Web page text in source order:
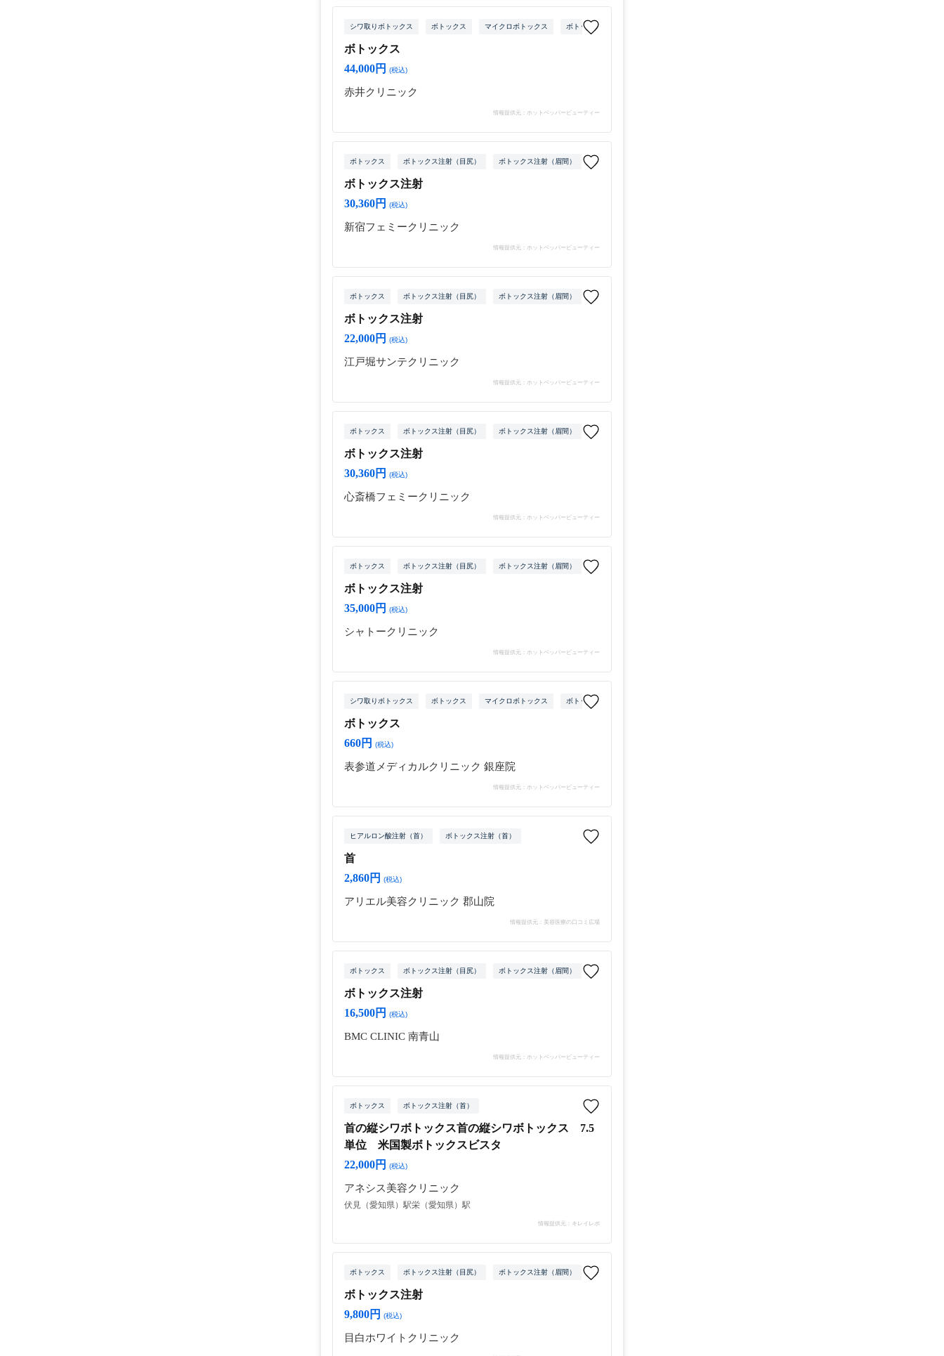
シワ取りボトックス ボトックス マイクロボトックス ボトックス注射（目尻）
ボトックス
44,000円
(税込)
赤井クリニック
情報提供元：ホットペッパービューティー
ボトックス ボトックス注射（目尻） ボトックス注射（眉間） ボトックス注射（目の下）
ボトックス注射
30,360円
(税込)
新宿フェミークリニック
情報提供元：ホットペッパービューティー
ボトックス ボトックス注射（目尻） ボトックス注射（眉間） ボトックス注射（目の下）
ボトックス注射
22,000円
(税込)
江戸堀サンテクリニック
情報提供元：ホットペッパービューティー
ボトックス ボトックス注射（目尻） ボトックス注射（眉間） ボトックス注射（目の下）
ボトックス注射
30,360円
(税込)
心斎橋フェミークリニック
情報提供元：ホットペッパービューティー
ボトックス ボトックス注射（目尻） ボトックス注射（眉間） ボトックス注射（目の下）
ボトックス注射
35,000円
(税込)
シャトークリニック
情報提供元：ホットペッパービューティー
シワ取りボトックス ボトックス マイクロボトックス ボトックス注射（目尻）
ボトックス
660円
(税込)
表参道メディカルクリニック 銀座院
情報提供元：ホットペッパービューティー
ヒアルロン酸注射（首） ボトックス注射（首）
首
2,860円
(税込)
アリエル美容クリニック 郡山院
情報提供元：美容医療の口コミ広場
ボトックス ボトックス注射（目尻） ボトックス注射（眉間） ボトックス注射（目の下）
ボトックス注射
16,500円
(税込)
BMC CLINIC 南青山
情報提供元：ホットペッパービューティー
ボトックス ボトックス注射（首）
首の縦シワボトックス首の縦シワボトックス 7.5
単位 米国製ボトックスビスタ
22,000円
(税込)
アネシス美容クリニック
伏見（愛知県）駅栄（愛知県）駅
情報提供元：キレイレポ
ボトックス ボトックス注射（目尻） ボトックス注射（眉間） ボトックス注射（目の下）
ボトックス注射
9,800円
(税込)
目白ホワイトクリニック